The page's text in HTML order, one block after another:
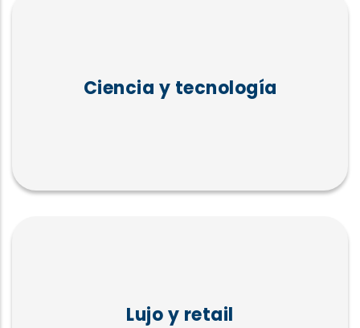
Ciencia y tecnología
Lujo y retail